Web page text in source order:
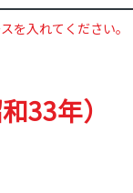
を入れてください。
33年）